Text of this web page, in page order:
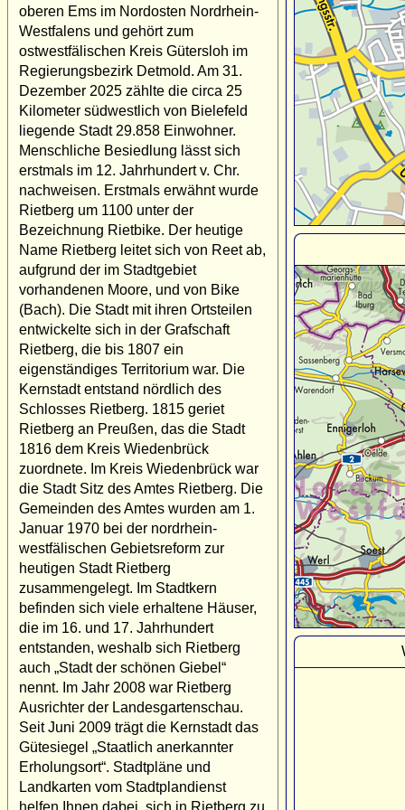
oberen Ems im Nordosten Nordrhein-
Westfalens und gehört zum
ostwestfälischen Kreis Gütersloh im
Regierungsbezirk Detmold. Am 31.
Dezember 2025 zählte die circa 25
Kilometer südwestlich von Bielefeld
liegende Stadt 29.858 Einwohner.
Menschliche Besiedlung lässt sich
erstmals im 12. Jahrhundert v. Chr.
nachweisen. Erstmals erwähnt wurde
Rietberg um 1100 unter der
Bezeichnung Rietbike. Der heutige
Name Rietberg leitet sich von Reet ab,
aufgrund der im Stadtgebiet
vorhandenen Moore, und von Bike
(Bach). Die Stadt mit ihren Ortsteilen
entwickelte sich in der Grafschaft
Rietberg, die bis 1807 ein
eigenständiges Territorium war. Die
Kernstadt entstand nördlich des
Schlosses Rietberg. 1815 geriet
Rietberg an Preußen, das die Stadt
1816 dem Kreis Wiedenbrück
zuordnete. Im Kreis Wiedenbrück war
die Stadt Sitz des Amtes Rietberg. Die
Gemeinden des Amtes wurden am 1.
Januar 1970 bei der nordrhein-
westfälischen Gebietsreform zur
heutigen Stadt Rietberg
zusammengelegt. Im Stadtkern
befinden sich viele erhaltene Häuser,
die im 16. und 17. Jahrhundert
entstanden, weshalb sich Rietberg
auch „Stadt der schönen Giebel“
nennt. Im Jahr 2008 war Rietberg
Ausrichter der Landesgartenschau.
Seit Juni 2009 trägt die Kernstadt das
Gütesiegel „Staatlich anerkannter
Erholungsort“. Stadtpläne und
Landkarten vom Stadtplandienst
helfen Ihnen dabei, sich in Rietberg zu